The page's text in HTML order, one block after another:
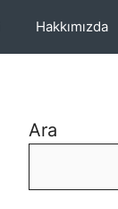
Hakkımızda
Ara